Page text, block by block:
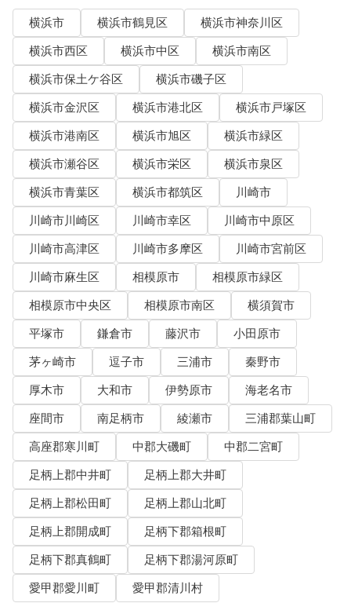
横浜市 横浜市鶴見区
横浜市神奈川区
横浜市西区
横浜市中区
横浜市南区
横浜市保土ケ谷区
横浜市磯子区
横浜市金沢区
横浜市港北区
横浜市戸塚区
横浜市港南区
横浜市旭区
横浜市緑区
横浜市瀬谷区
横浜市栄区
横浜市泉区
横浜市青葉区
横浜市都筑区
川崎市
川崎市川崎区
川崎市幸区
川崎市中原区
川崎市高津区
川崎市多摩区
川崎市宮前区
川崎市麻生区
相模原市
相模原市緑区
相模原市中央区
相模原市南区
横須賀市
平塚市
鎌倉市 藤沢市
小田原市
茅ヶ崎市
逗子市 三浦市
秦野市
厚木市
大和市 伊勢原市
海老名市
座間市
南足柄市 綾瀬市
三浦郡葉山町
高座郡寒川町
中郡大磯町
中郡二宮町
足柄上郡中井町
足柄上郡大井町
足柄上郡松田町
足柄上郡山北町
足柄上郡開成町
足柄下郡箱根町
足柄下郡真鶴町
足柄下郡湯河原町
愛甲郡愛川町
愛甲郡清川村